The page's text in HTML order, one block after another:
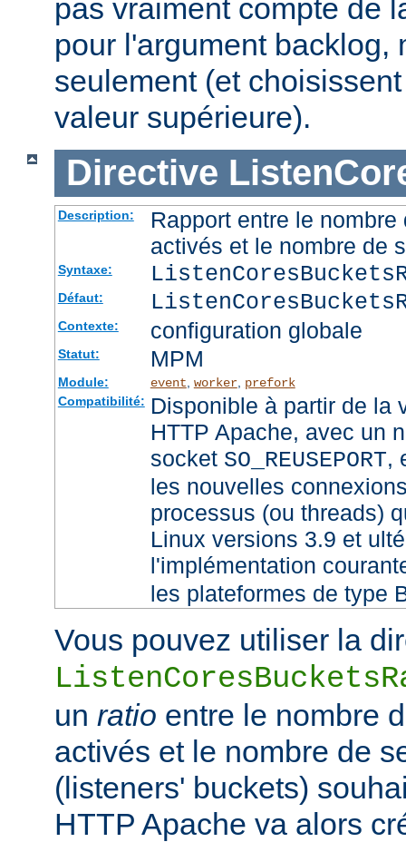
pas vraiment compte de
pour l'argument backlog,
seulement (et
valeur supérieure).
Directive
Description:
Rapport entre le
activés et le nombre de
Syntaxe:
Défaut:
Contexte: configuration globale
Statut: MPM
Module: event worker, prefork
Compatibilité: Disponible à partir de la
HTTP Apache, avec un
socket SO_REUSEPORT,
les nouvelles
processus (ou threads)
Linux versions 3.9 et
l'implémentation
les plateformes de type
Vous pouvez utiliser la
un ratio entre le nombre
activés et le nombre de
(listeners' buckets)
HTTP Apache va alors